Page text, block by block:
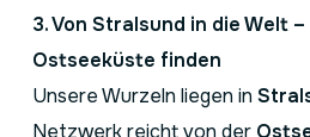
3. Von Stralsund in die Welt
Ostseeküste finden
Unsere Wurzeln liegen in